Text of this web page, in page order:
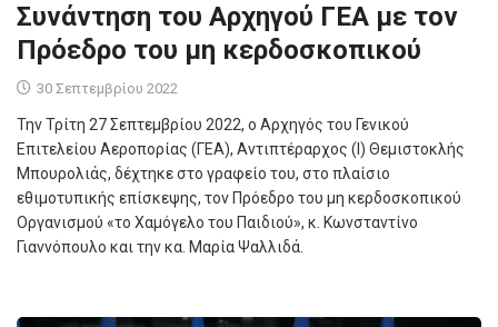
Συνάντηση του Αρχηγού ΓΕΑ με τον
Πρόεδρο του μη κερδοσκοπικού
30 Σεπτεμβρίου 2022
Την Τρίτη 27 Σεπτεμβρίου 2022, ο Αρχηγός του Γενικού
Επιτελείου Αεροπορίας (ΓΕΑ), Αντιπτέραρχος (Ι) Θεμιστοκλής
Μπουρολιάς, δέχτηκε στο γραφείο του, στο πλαίσιο
εθιμοτυπικής επίσκεψης, τον Πρόεδρο του μη κερδοσκοπικού
Οργανισμού «το Χαμόγελο του Παιδιού», κ. Κωνσταντίνο
Γιαννόπουλο και την κα. Μαρία Ψαλλιδά.